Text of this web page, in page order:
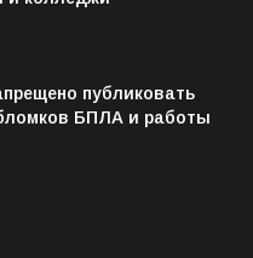
публиковать
БПЛА и работы